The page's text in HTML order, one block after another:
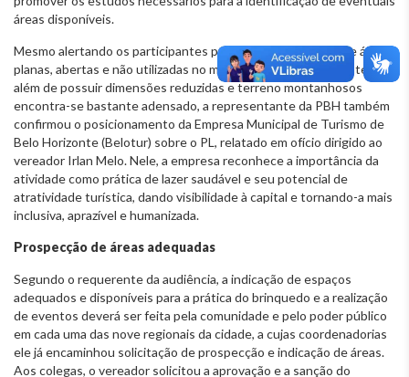
áreas disponíveis.
Mesmo alertando os participantes para o número limitado de áreas
planas, abertas e não utilizadas no município de Belo Horizonte, que
além de possuir dimensões reduzidas e terreno montanhosos
encontra-se bastante adensado, a representante da PBH também
confirmou o posicionamento da Empresa Municipal de Turismo de
Belo Horizonte (Belotur) sobre o PL, relatado em ofício dirigido ao
vereador Irlan Melo. Nele, a empresa reconhece a importância da
atividade como prática de lazer saudável e seu potencial de
atratividade turística, dando visibilidade à capital e tornando-a mais
inclusiva, aprazível e humanizada.
Prospecção de áreas adequadas
Segundo o requerente da audiência, a indicação de espaços
adequados e disponíveis para a prática do brinquedo e a realização
de eventos deverá ser feita pela comunidade e pelo poder público
em cada uma das nove regionais da cidade, a cujas coordenadorias
ele já encaminhou solicitação de prospecção e indicação de áreas.
Aos colegas, o vereador solicitou a aprovação e a sanção do